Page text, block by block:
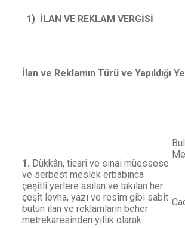
1) İLAN VE REKLAM VERGİSİ
İlan ve Reklamın Türü ve Yapıldığı
1. Dükkân, ticari ve sınai müessese
ve serbest meslek erbabınca
çeşitli yerlere asılan ve takılan her
çeşit levha, yazı ve resim gibi sabit
bütün ilan ve reklamların beher
metrekaresinden yıllık olarak